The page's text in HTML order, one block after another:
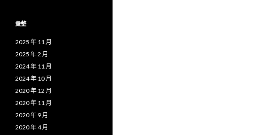
彙整
2025 年 11 月
2025 年 2 月
2024 年 11 月
2024 年 10 月
2020 年 12 月
2020 年 11 月
2020 年 9 月
2020 年 4 月